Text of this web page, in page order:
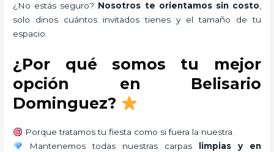
¿No estás seguro? Nosotros te orientamos sin costo,
solo dinos cuántos invitados tienes y el tamaño de tu
espacio.
¿Por qué somos tu mejor
opción en Belisario
Dominguez?
Porque tratamos tu fiesta como si fuera la nuestra.
Mantenemos todas nuestras carpas
limpias y en